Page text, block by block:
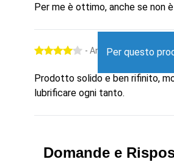
Per me è ottimo, anche se non
- Anonimo
Prodotto solido e ben rifinito,
lubrificare ogni tanto.
PROMO-
Per questo
Domande e